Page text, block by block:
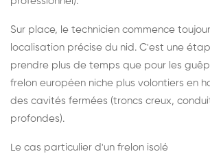
Sur place, le technicien commence
localisation précise du nid. C'est une
prendre plus de temps que pour les
frelon européen niche plus volontiers en
des cavités fermées (troncs creux,
profondes).
Le cas particulier d'un frelon isolé